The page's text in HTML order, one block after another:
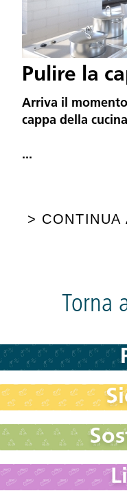
Pulire la
Arriva il
cappa della
...
> CONTINUA
Torna